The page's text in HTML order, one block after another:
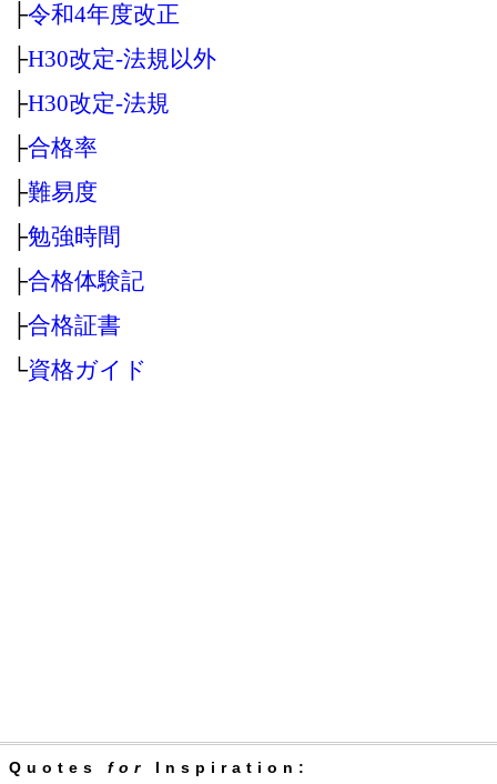
├令和4年度改正
├H30改定‐法規以外
├H30改定‐法規
├合格率
├難易度
├勉強時間
├合格体験記
├合格証書
└資格ガイド
Quotes for Inspiration: